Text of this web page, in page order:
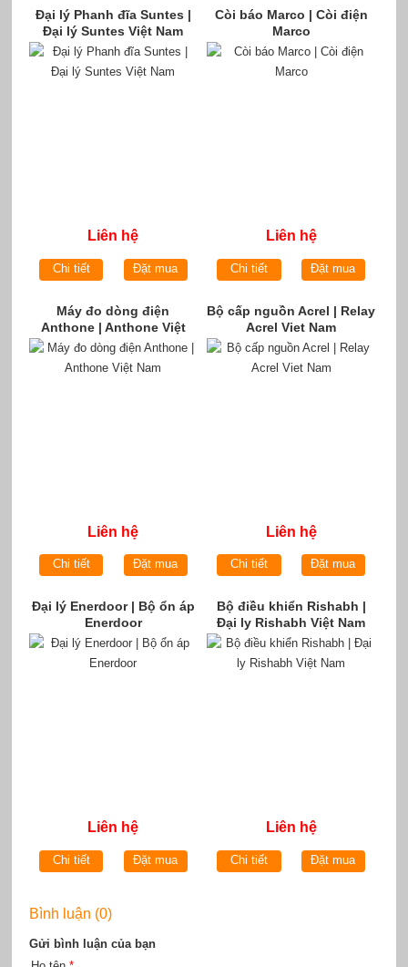
Đại lý Phanh đĩa Suntes |
Đại lý Suntes Việt Nam
Liên hệ
Chi tiết Đặt mua
Còi báo Marco | Còi điện
Marco
Liên hệ
Chi tiết Đặt mua
Máy đo dòng điện
Anthone | Anthone Việt
Nam
Liên hệ
Chi tiết Đặt mua
Bộ cấp nguồn Acrel | Relay
Acrel Viet Nam
Liên hệ
Chi tiết Đặt mua
Đại lý Enerdoor | Bộ ổn áp
Enerdoor
Liên hệ
Chi tiết Đặt mua
Bộ điều khiển Rishabh |
Đại ly Rishabh Việt Nam
Liên hệ
Chi tiết Đặt mua
Bình luận (0)
Gửi bình luận của bạn